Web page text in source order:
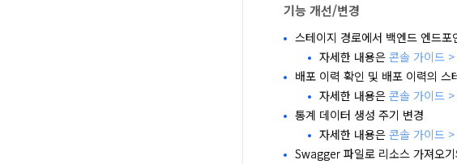
기능 개선/변경
스테이지 경로에서 백엔드 엔드
자세한 내용은 콘솔 가이드
배포 이력 확인 및 배포 이력의
자세한 내용은 콘솔 가이드
통계 데이터 생성 주기 변경
자세한 내용은 콘솔 가이드
Swagger 파일로 리소스 가져오